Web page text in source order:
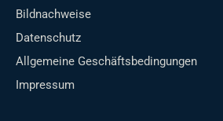
Bildnachweise
Datenschutz
Allgemeine Geschäftsbedingungen
Impressum